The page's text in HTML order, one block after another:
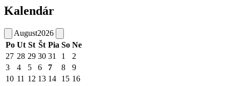
Kalendár
August2026
Po Ut St Št Pia So Ne
27 28 29 30 31 1
2
3
4 5 6 7 8
9
10 11 12 13 14 15 16